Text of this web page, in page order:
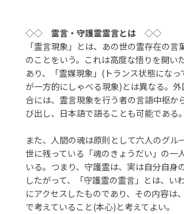
◇◇霊言・守護霊霊言とは ◇◇
「霊言現象」とは、あの世の霊存在の
のことをいう。これは高度な悟りを開い
あり、「霊媒現象」(トランス状態にな
が一方的にしゃべる現象)とは異なる。
合には、霊言現象を行う者の言語中枢か
び出し、日本語で語ることも可能である。
また、人間の魂は原則として六人のグル
世に残っている「魂のきょうだい」の一
いる。つまり、守護霊は、実は自分自身
したがって、「守護霊の霊言」とは、い
にアクセスしたものであり、その内容は
で考えていること(本心)と考えてよい。